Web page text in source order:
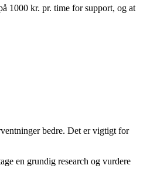
1000 kr. pr. time for support, og at
bedre. Det er vigtigt for
en grundig research og vurdere